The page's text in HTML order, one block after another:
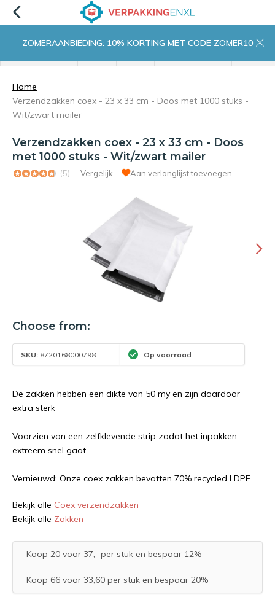
ZOMERAANBIEDING: 10% KORTING MET CODE ZOMER10
Home
Verzendzakken coex - 23 x 33 cm - Doos met 1000 stuks -
Wit/zwart mailer
Verzendzakken coex - 23 x 33 cm - Doos
met 1000 stuks - Wit/zwart mailer
(5) Vergelijk Aan verlanglijst toevoegen
Choose from:
SKU: 8720168000798 Op voorraad
De zakken hebben een dikte van 50 my en zijn daardoor
extra sterk
Voorzien van een zelfklevende strip zodat het inpakken
extreem snel gaat
Vernieuwd: Onze coex zakken bevatten 70% recycled LDPE
Bekijk alle Coex verzendzakken
Bekijk alle Zakken
Koop 20 voor 37,- per stuk en bespaar 12%
Koop 66 voor 33,60 per stuk en bespaar 20%